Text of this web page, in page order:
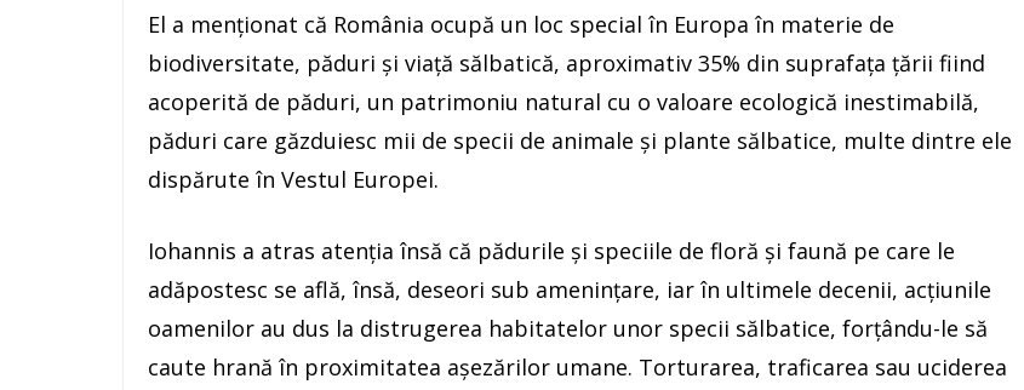
El a menţionat că România ocupă un loc special în Europa în materie de
biodiversitate, păduri şi viaţă sălbatică, aproximativ 35% din suprafaţa ţării fiind
acoperită de păduri, un patrimoniu natural cu o valoare ecologică inestimabilă,
păduri care găzduiesc mii de specii de animale şi plante sălbatice, multe dintre ele
dispărute în Vestul Europei.
Iohannis a atras atenţia însă că pădurile şi speciile de floră şi faună pe care le
adăpostesc se află, însă, deseori sub ameninţare, iar în ultimele decenii, acţiunile
oamenilor au dus la distrugerea habitatelor unor specii sălbatice, forţându-le să
caute hrană în proximitatea aşezărilor umane. Torturarea, traficarea sau uciderea